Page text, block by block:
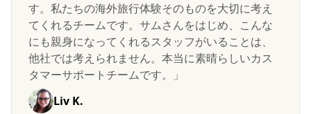
す。私たちの海外旅行体験そのものを大切に考え
てくれるチームです。サムさんをはじめ、こんな
にも親身になってくれるスタッフがいることは、
他社では考えられません。本当に素晴らしいカス
タマーサポートチームです。」
Liv K.